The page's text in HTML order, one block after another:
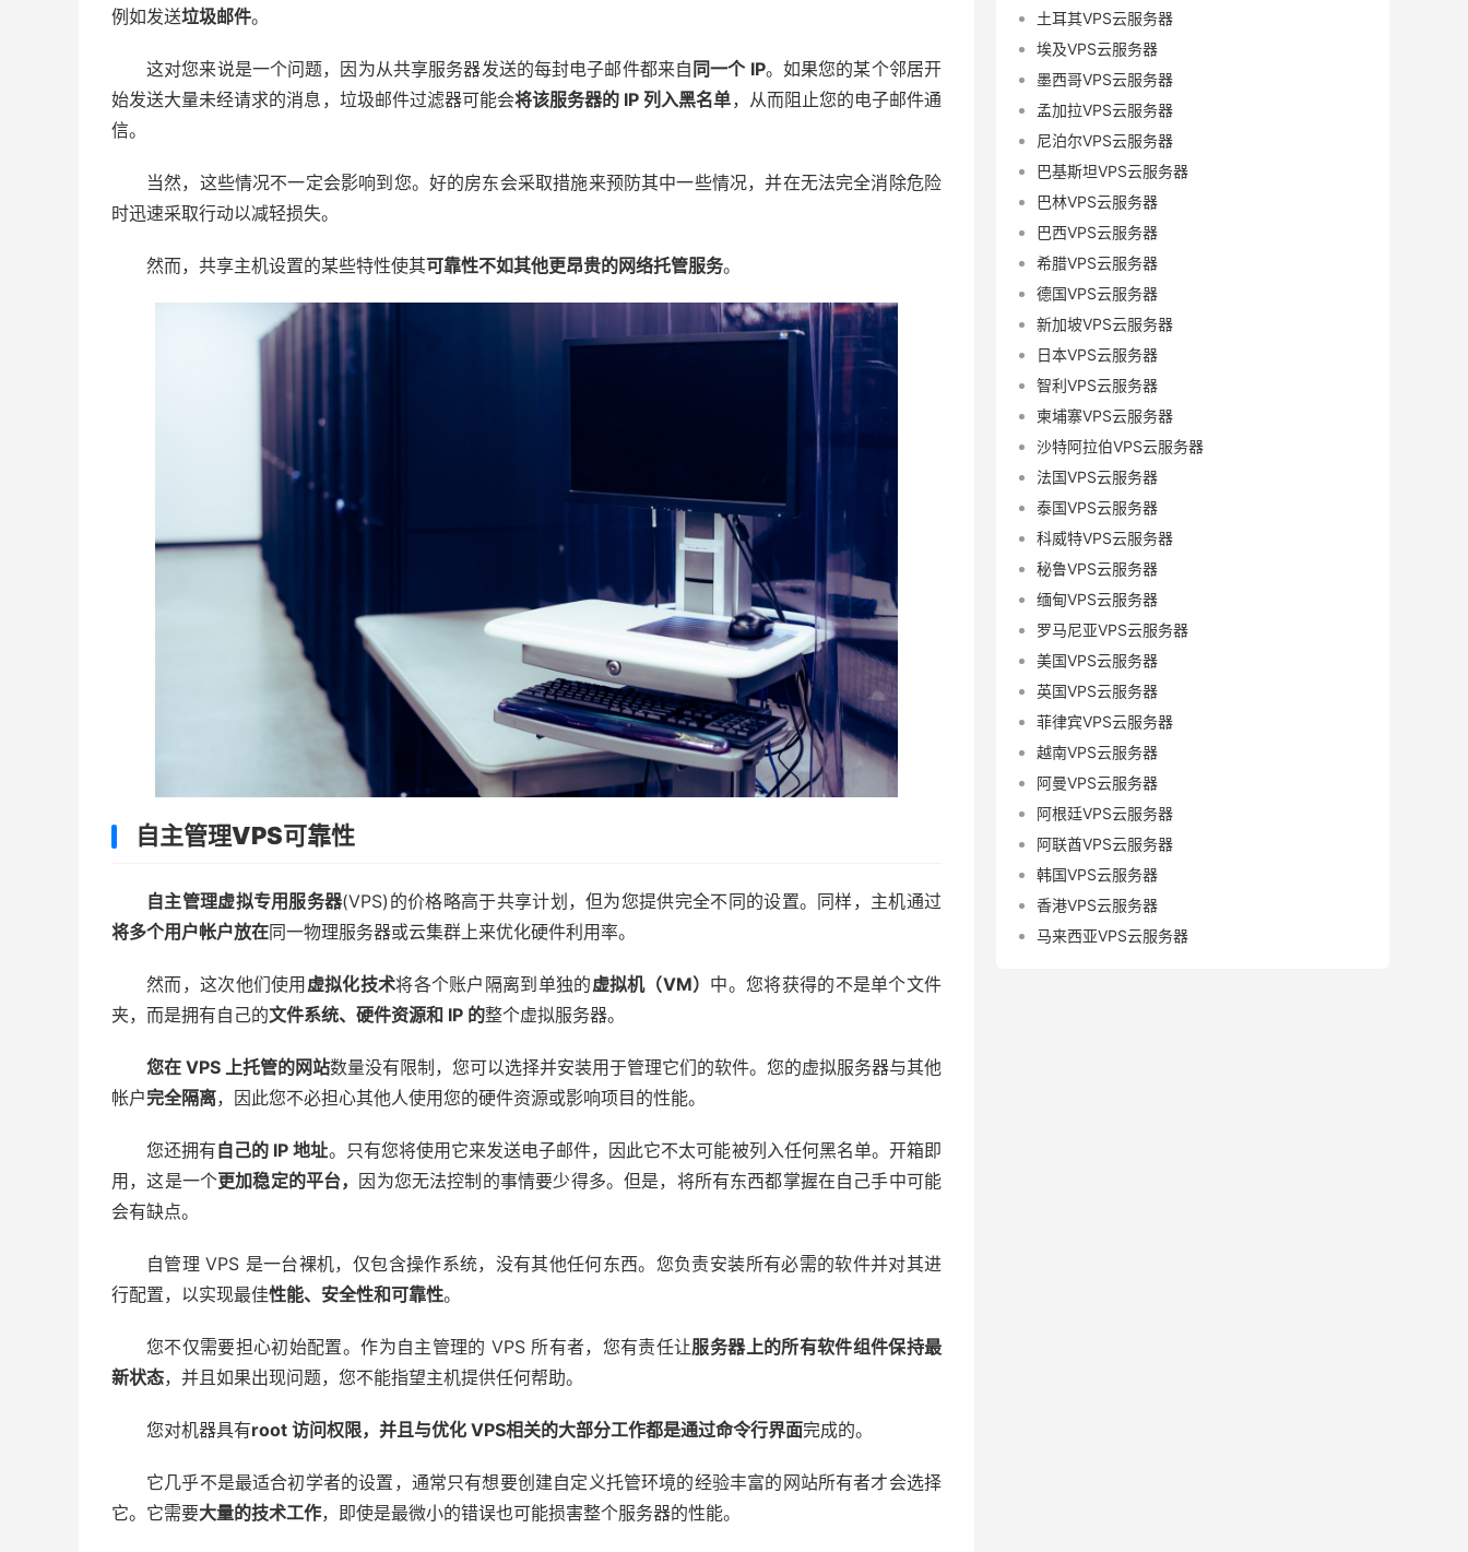
例如发送垃圾邮件。
这对您来说是一个问题，因为从共享服务器发送的每封电子邮件都来自 同一个 IP。如果您的某个邻居开
始发送大量未经请求的消息，垃圾邮件过滤器可能会将该服务器的 IP 列入黑名单，从而阻止您的电子邮件通
信。
当然，这些情况不一定会影响到您。好的房东会采取措施来预防其中一些情况，并在无法完全消除危险
时迅速采取行动以减轻损失。
然而，共享主机设置的某些特性使其可靠性不如其他更昂贵的网络托管服务。
自主管理VPS可靠性
自主管理虚拟专用服务器(VPS)的价格略高于共享计划，但为您提供完全不同的设置。同样，主机通过
将多个用户帐户放在同一物理服务器或云集群上来优化硬件利用率。
然而，这次他们使用虚拟化技术将各个账户隔离到单独的虚拟机（VM） 中。您将获得的不是单个文件
夹，而是拥有自己的文件系统、硬件资源和 IP 的整个虚拟服务器。
您在 VPS 上托管的网站数量没有限制，您可以选择并安装用于管理它们的软件。您的虚拟服务器与其他
帐户完全隔离，因此您不必担心其他人使用您的硬件资源或影响项目的性能。
您还拥有自己的 IP 地址。只有您将使用它来发送电子邮件，因此它不太可能被列入任何黑名单。开箱即
用，这是一个更加稳定的平台， 因为您无法控制的事情要少得多。但是，将所有东西都掌握在自己手中可能
会有缺点。
自管理 VPS 是一台裸机，仅包含操作系统，没有其他任何东西。您负责安装所有必需的软件并对其进
行配置，以实现最佳性能、安全性和可靠性。
您不仅需要担心初始配置。作为自主管理的 VPS 所有者，您有责任让服务器上的所有软件组件保持最
新状态，并且如果出现问题，您不能指望主机提供任何帮助。
您对机器具有root 访问权限，并且与优化 VPS相关的大部分工作都是通过命令行界面完成的。
它几乎不是最适合初学者的设置，通常只有想要创建自定义托管环境的经验丰富的网站所有者才会选择
它。它需要大量的技术工作，即使是最微小的错误也可能损害整个服务器的性能。
土耳其VPS云服务器
埃及VPS云服务器
墨西哥VPS云服务器
孟加拉VPS云服务器
尼泊尔VPS云服务器
巴基斯坦VPS云服务器
巴林VPS云服务器
巴西VPS云服务器
希腊VPS云服务器
德国VPS云服务器
新加坡VPS云服务器
日本VPS云服务器
智利VPS云服务器
柬埔寨VPS云服务器
沙特阿拉伯VPS云服务器
法国VPS云服务器
泰国VPS云服务器
科威特VPS云服务器
秘鲁VPS云服务器
缅甸VPS云服务器
罗马尼亚VPS云服务器
美国VPS云服务器
英国VPS云服务器
菲律宾VPS云服务器
越南VPS云服务器
阿曼VPS云服务器
阿根廷VPS云服务器
阿联酋VPS云服务器
韩国VPS云服务器
香港VPS云服务器
马来西亚VPS云服务器